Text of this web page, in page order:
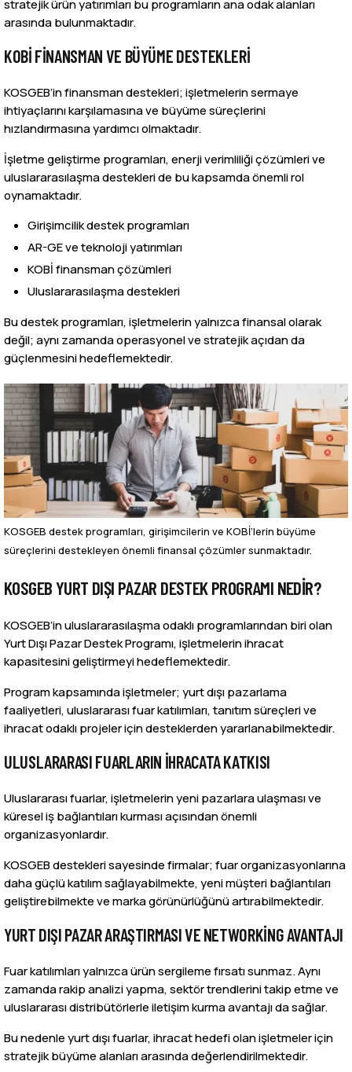
stratejik ürün yatırımları bu programların ana odak alanları
arasında bulunmaktadır.
KOBİ FINANSMAN VE BÜYÜME DESTEKLERI
KOSGEB’in finansman destekleri; işletmelerin sermaye
ihtiyaçlarını karşılamasına ve büyüme süreçlerini
hızlandırmasına yardımcı olmaktadır.
İşletme geliştirme programları, enerji verimliliği çözümleri ve
uluslararasılaşma destekleri de bu kapsamda önemli rol
oynamaktadır.
Girişimcilik destek programları
AR-GE ve teknoloji yatırımları
KOBİ finansman çözümleri
Uluslararasılaşma destekleri
Bu destek programları, işletmelerin yalnızca finansal olarak
değil; aynı zamanda operasyonel ve stratejik açıdan da
güçlenmesini hedeflemektedir.
KOSGEB destek programları, girişimcilerin ve KOBİ’lerin büyüme
süreçlerini destekleyen önemli finansal çözümler sunmaktadır.
KOSGEB YURT DIŞI PAZAR DESTEK PROGRAMI NEDIR?
KOSGEB’in uluslararasılaşma odaklı programlarından biri olan
Yurt Dışı Pazar Destek Programı, işletmelerin ihracat
kapasitesini geliştirmeyi hedeflemektedir.
Program kapsamında işletmeler; yurt dışı pazarlama
faaliyetleri, uluslararası fuar katılımları, tanıtım süreçleri ve
ihracat odaklı projeler için desteklerden yararlanabilmektedir.
ULUSLARARASI FUARLARIN İHRACATA KATKISI
Uluslararası fuarlar, işletmelerin yeni pazarlara ulaşması ve
küresel iş bağlantıları kurması açısından önemli
organizasyonlardır.
KOSGEB destekleri sayesinde firmalar; fuar organizasyonlarına
daha güçlü katılım sağlayabilmekte, yeni müşteri bağlantıları
geliştirebilmekte ve marka görünürlüğünü artırabilmektedir.
YURT DIŞI PAZAR ARAŞTIRMASI VE NETWORKING AVANTAJI
Fuar katılımları yalnızca ürün sergileme fırsatı sunmaz. Aynı
zamanda rakip analizi yapma, sektör trendlerini takip etme ve
uluslararası distribütörlerle iletişim kurma avantajı da sağlar.
Bu nedenle yurt dışı fuarlar, ihracat hedefi olan işletmeler için
stratejik büyüme alanları arasında değerlendirilmektedir.